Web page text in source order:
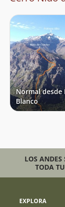
Normal desde
Blanco
LOS
TODA
EXPLORA